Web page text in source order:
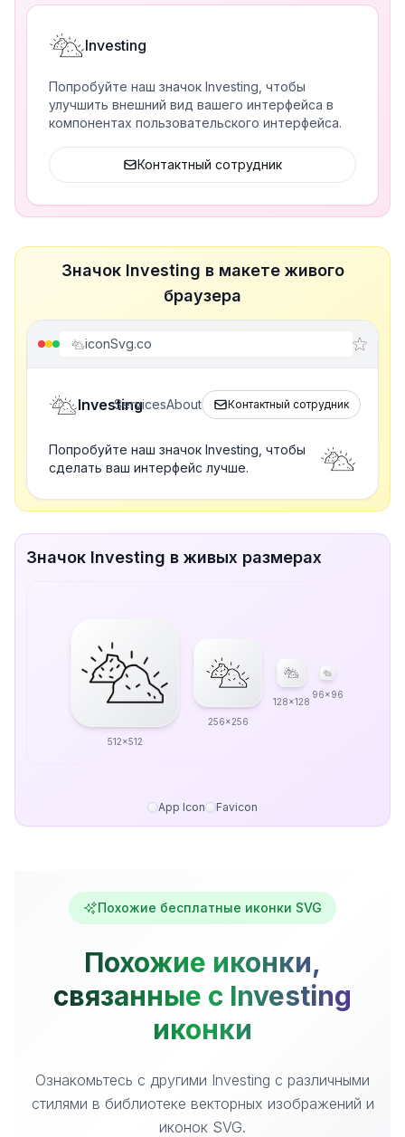
Investing
Попробуйте наш значок Investing, чтобы
улучшить внешний вид вашего интерфейса в
компонентах пользовательского интерфейса.
Контактный сотрудник
Значок Investing в макете живого
браузера
iconSvg.co
Investing
ServicesAbout Контактный сотрудник
Попробуйте наш значок Investing, чтобы
сделать ваш интерфейс лучше.
Значок Investing в живых размерах
512x512
256x256
128x128
96x96
App Icon Favicon
Похожие бесплатные иконки SVG
Похожие иконки,
связанные с Investing
иконки
Ознакомьтесь с другими Investing с различными
стилями в библиотеке векторных изображений и
иконок SVG.